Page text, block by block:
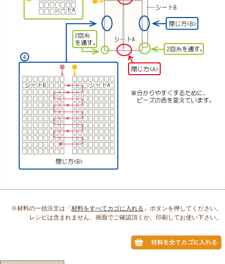
※材料の一括注文は「材料をすべてカゴに入れる 」ボタンを押してください。
レシピは含まれません、画面でご確認頂くか、印刷してお使い下さい。